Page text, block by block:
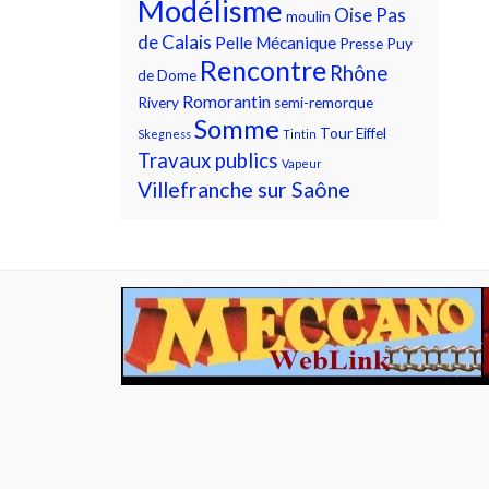
Modélisme moulin Oise Pas
de Calais Pelle Mécanique Presse Puy
de Dome Rencontre Rhône
Rivery Romorantin semi-remorque
Skegness Somme Tintin Tour Eiffel
Travaux publics Vapeur
Villefranche sur Saône